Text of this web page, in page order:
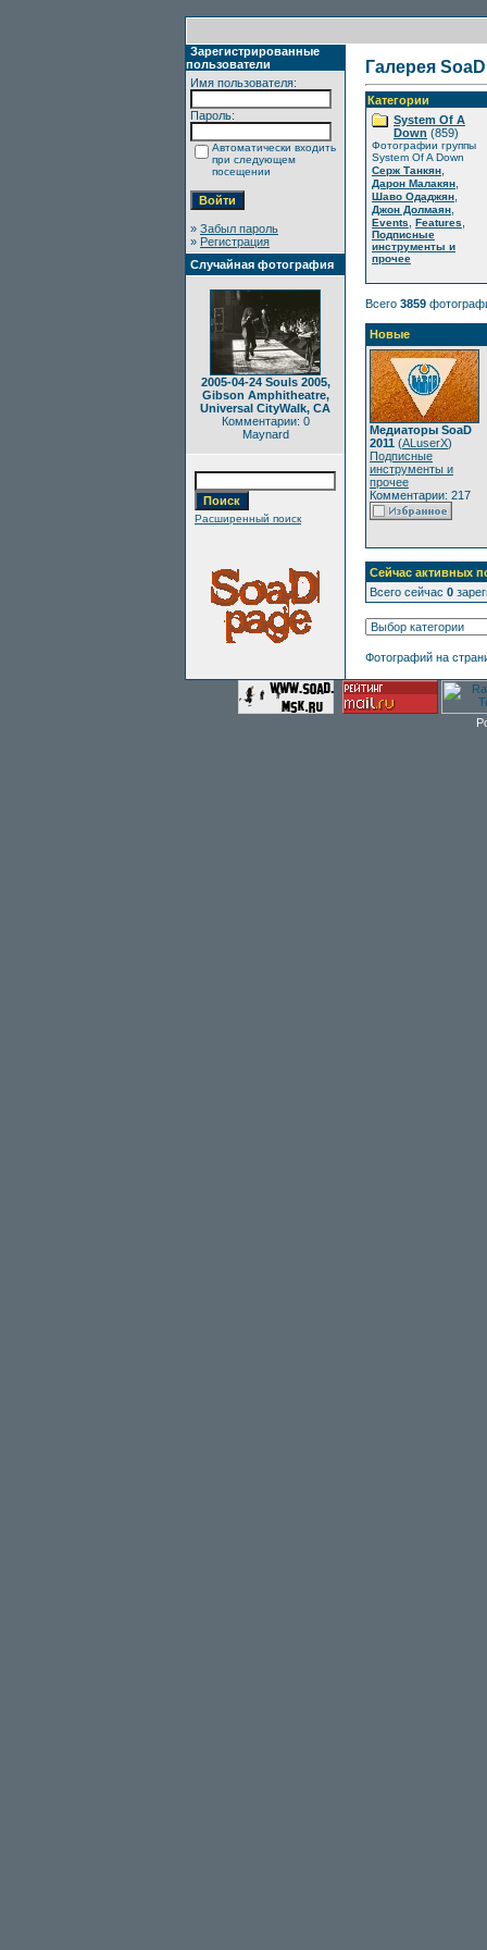
Зарегистрированные
пользователи
Имя пользователя:
Пароль:
Автоматически входить
при следующем
посещении
» Забыл пароль
» Регистрация
Случайная фотография
2005-04-24 Souls 2005,
Gibson Amphitheatre,
Universal CityWalk, CA
Комментарии: 0
Maynard
Расширенный поиск
Галерея
Категории
System Of A
Down (859)
Фотографии группы
System Of A Down
Серж Танкян
Дарон Малакян
Шаво Одаджян
Джон Долмаян
Events Features
Подписные
инструменты и
прочее
Всего 3859
Новые
Медиаторы SoaD
2011 (ALuserX)
Подписные
инструменты и
прочее
Комментарии: 217
Сейчас активных
Всего сейчас 0
Фотографий на